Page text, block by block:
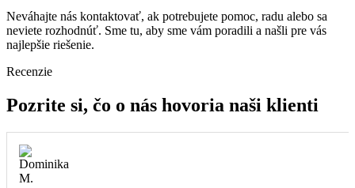
Neváhajte nás kontaktovať, ak potrebujete pomoc, radu alebo sa
neviete rozhodnúť. Sme tu, aby sme vám poradili a našli pre vás
najlepšie riešenie.
Recenzie
Pozrite si, čo o nás hovoria naši klienti